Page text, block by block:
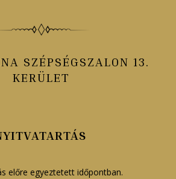
SZÉPSÉGSZALON 13.
KERÜLET
előre egyeztetett időpontban.